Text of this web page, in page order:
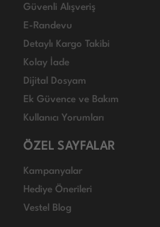
Güvenli Alışveriş
E-Randevu
Detaylı Kargo Takibi
Kolay İade
Dijital Dosyam
Ek Güvence ve Bakım
Kullanıcı Yorumları
ÖZEL SAYFALAR
Kampanyalar
Hediye Önerileri
Vestel Blog